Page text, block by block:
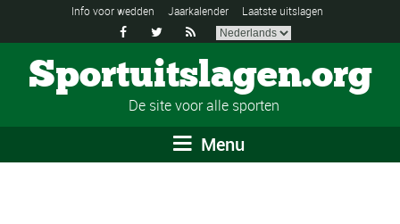
Info voor wedden Jaarkalender Laatste uitslagen
  
Sportuitslagen.org
De site voor alle sporten
Menu